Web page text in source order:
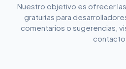
Nuestro objetivo es ofrecer
gratuitas para
comentarios o sugerencias,
contacto.